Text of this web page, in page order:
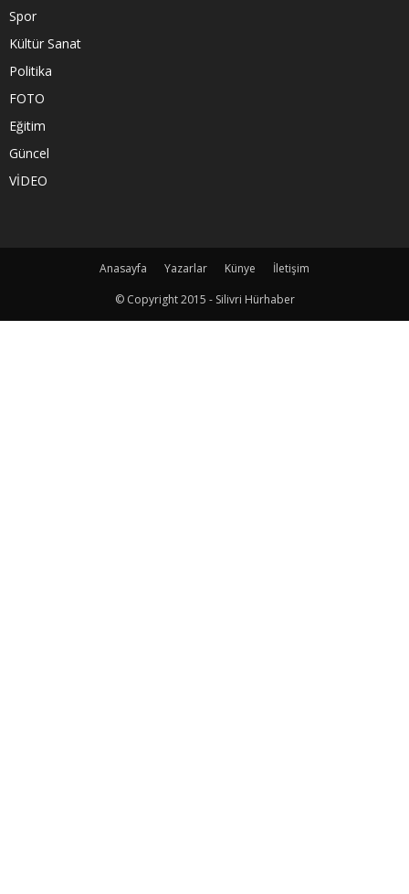
Spor
Kültür Sanat
Politika
FOTO
Eğitim
Güncel
VİDEO
Anasayfa Yazarlar Künye
İletişim
© Copyright 2015 - Silivri Hürhaber